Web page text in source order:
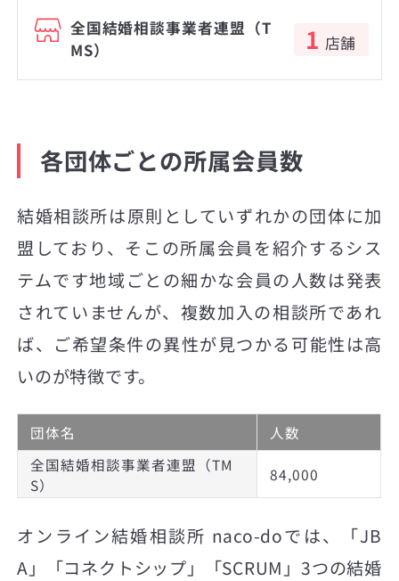
全国結婚相談事業者連盟（T
MS）
1 店舗
各団体ごとの所属会員数
結婚相談所は原則としていずれかの団体に加
盟しており、そこの所属会員を紹介するシス
テムです地域ごとの細かな会員の人数は発表
されていませんが、複数加入の相談所であれ
ば、ご希望条件の異性が見つかる可能性は高
いのが特徴です。
団体名
人数
全国結婚相談事業者連盟（TM
S）
84,000
オンライン結婚相談所 naco-doでは、「JB
A」「コネクトシップ」「SCRUM」3つの結婚